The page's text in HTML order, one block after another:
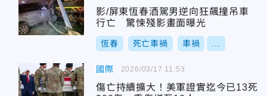
影/屏東恆春酒駕男逆向狂飆撞吊車
行亡 驚悚殘影畫面曝光
恆春 死亡車禍 車禍
國際
傷亡持續擴大！美軍證實迄今已13死
2026/03/17 11:53